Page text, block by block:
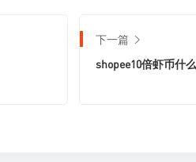
下一篇
shopee10倍虾币什